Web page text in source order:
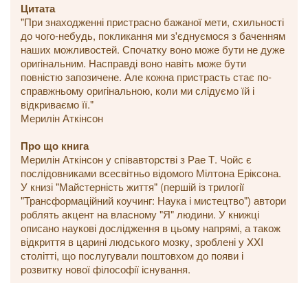
Цитата
"При знаходженні пристрасно бажаної мети, схильності
до чого-небудь, покликання ми з'єднуємося з баченням
наших можливостей. Спочатку воно може бути не дуже
оригінальним. Насправді воно навіть може бути
повністю запозичене. Але кожна пристрасть стає по-
справжньому оригінальною, коли ми слідуємо їй і
відкриваємо її."
Мерилін Аткінсон
Про що книга
Мерилін Аткінсон у співавторстві з Рае Т. Чойс є
послідовниками всесвітньо відомого Мілтона Еріксона.
У книзі "Майстерність життя" (першій із трилогії
"Трансформаційний коучинг: Наука і мистецтво") автори
роблять акцент на власному "Я" людини. У книжці
описано наукові дослідження в цьому напрямі, а також
відкриття в царині людського мозку, зроблені у XXI
столітті, що послугували поштовхом до появи і
розвитку нової філософії існування.